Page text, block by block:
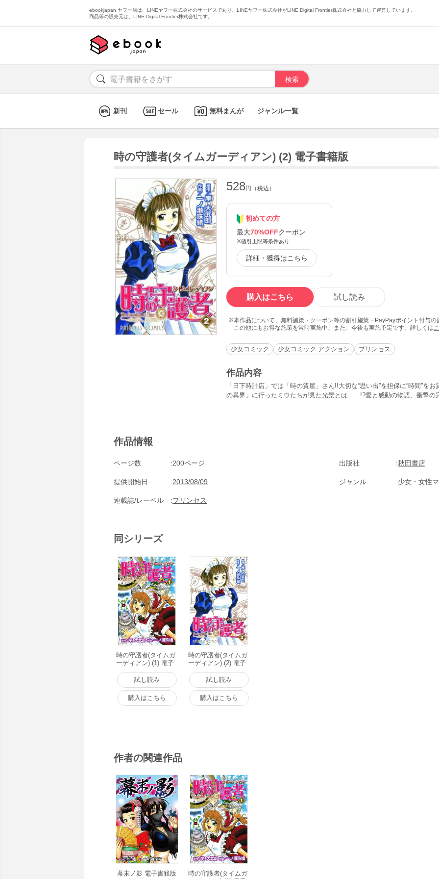
ebookjapan ヤフー店は、LINEヤフー株式会社のサービスであり、LINEヤフー株式会社がLINE Digital Frontier株式会社と協力して運営しています。
商品等の販売元は、LINE Digital Frontier株式会社です。
新刊 セール 無料まんが ジャンル一覧
時の守護者(タイムガーディアン) (2) 電子書籍版
528円（税込）
初めての方
最大70%OFFクーポン
※値引上限等条件あり
詳細・獲得はこちら
購入はこちら 試し読み
本作品について、無料施策・クーポン等の割引施策・PayPayポイント付与
この他にもお得な施策を常時実施中、また、今後も実施予定です。詳しくは
少女コミック 少女コミック アクション プリンセス
作品内容
「日下時計店」では「時の質屋」さん!!大切な“思い出”を担保に“時間”を
の異界」に行ったミウたちが見た光景とは……!?愛と感動の物語、衝撃の
作品情報
ページ数 200ページ 出版社 秋田書店
提供開始日 2013/08/09 ジャンル 少女・女性
連載誌/レーベル プリンセス
同シリーズ
時の守護者(タイムガ
ーディアン) (1) 電子
書籍版
試し読み
購入はこちら
時の守護者(タイムガ
ーディアン) (2) 電子
書籍版
試し読み
購入はこちら
作者の関連作品
幕末ノ影 電子書籍版
時の守護者(タイムガ